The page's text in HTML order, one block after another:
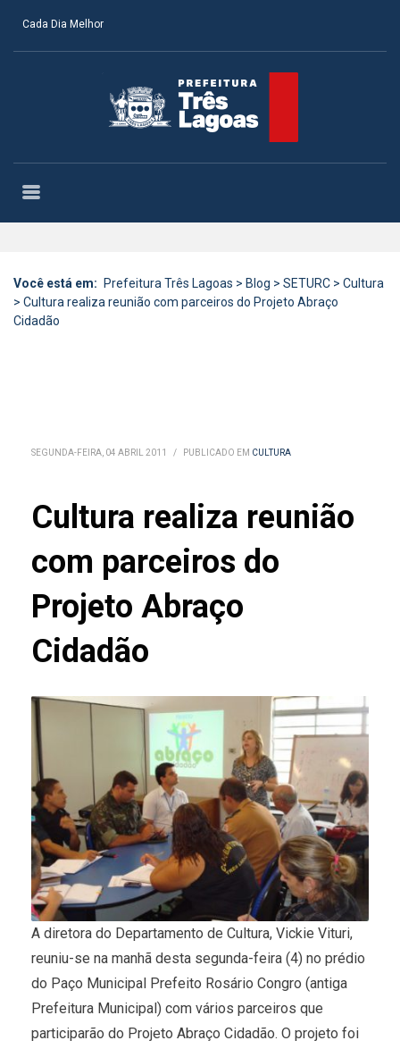
Cada Dia Melhor
Você está em: Prefeitura Três Lagoas > Blog > SETURC > Cultura
> Cultura realiza reunião com parceiros do Projeto Abraço
Cidadão
SEGUNDA-FEIRA, 04 ABRIL 2011 / PUBLICADO EM CULTURA
Cultura realiza reunião
com parceiros do
Projeto Abraço
Cidadão
A diretora do Departamento de Cultura, Vickie Vituri,
reuniu-se na manhã desta segunda-feira (4) no prédio
do Paço Municipal Prefeito Rosário Congro (antiga
Prefeitura Municipal) com vários parceiros que
participarão do Projeto Abraço Cidadão. O projeto foi